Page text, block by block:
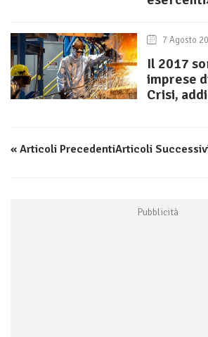
7 Agosto
Il 2017
imprese
Crisi,
« Articoli PrecedentiArticoli